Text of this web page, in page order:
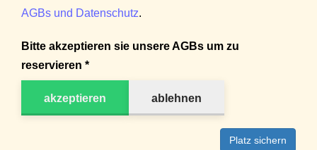
AGBs und Datenschutz.
Bitte akzeptieren sie unsere AGBs um zu
reservieren *
akzeptieren ablehnen
Platz sichern